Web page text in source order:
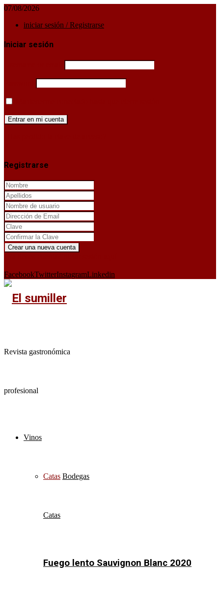
07/08/2026
iniciar sesión / Registrarse
Iniciar sesión
Registrarse
FacebookTwitterInstagramLinkedin
Revista gastronómica
profesional
Vinos
Catas Bodegas
Catas
Fuego lento Sauvignon Blanc 2020